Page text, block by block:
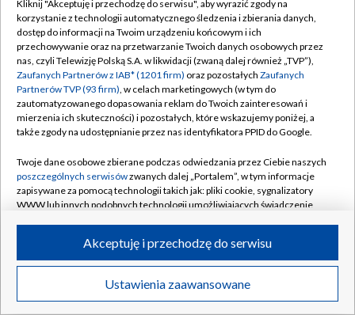
TVP
Abonament TVP
Emisja w TVP
Centrum informacji TVP
Naziemna Telewizja Cyfrowa
Rada Programowa
System NOS
Informacje o nadawcy
Program dla prasy
Ogłoszenie przetargowe
Regulamin TVP
Polityka prywatności
Moje zgody
Pomoc
Kontakt
Kanały
©2026 Telewizja Polska S.A. w likwidacji
Kliknij "Akceptuję i przechodzę do serwisu", aby wyrazić zgody na
korzystanie z technologii automatycznego śledzenia i zbierania danych,
dostęp do informacji na Twoim urządzeniu końcowym i ich
przechowywanie oraz na przetwarzanie Twoich danych osobowych przez
nas, czyli Telewizję Polską S.A. w likwidacji (zwaną dalej również „TVP”),
Zaufanych Partnerów z IAB* (1201 firm) oraz pozostałych Zaufanych
Partnerów TVP (93 firm), w celach marketingowych (w tym do
zautomatyzowanego dopasowania reklam do Twoich zainteresowań i
mierzenia ich skuteczności) i pozostałych, które wskazujemy poniżej, a
także zgody na udostępnianie przez nas identyfikatora PPID do Google.
Twoje dane osobowe zbierane podczas odwiedzania przez Ciebie naszych
poszczególnych serwisówzwanych dalej „Portalem”, w tym informacje
zapisywane za pomocą technologii takich jak: pliki cookie, sygnalizatory
WWW lub innych podobnych technologii umożliwiających świadczenie
ruchu w Internecie.
Twoje dane osobowe zbierane podczas odwiedzania przez Ciebie
poszczególnych serwisówna Portalu, takie jak adresy IP, identyfikatory
Ustawienia zaawansowane
Akceptuję i przechodzę do serwisu